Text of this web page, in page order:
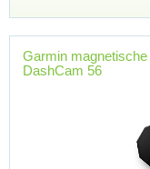
Garmin
DashCam 56